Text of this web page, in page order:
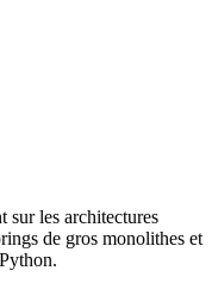
sur les architectures
de gros monolithes et